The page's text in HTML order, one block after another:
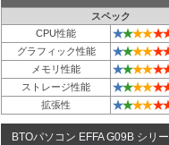
スペック
CPU性能
★★★★★
グラフィック性能 ★★★★★
メモリ性能 ★★★★★
ストレージ性能 ★★★★★
拡張性 ★★★★★
BTOパソコン EFFA G09B シリ